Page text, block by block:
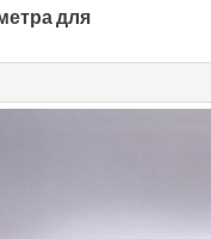
для